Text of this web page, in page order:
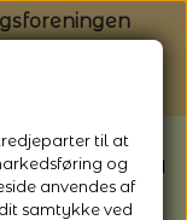
fra
til at
og
anvendes af
samtykke ved